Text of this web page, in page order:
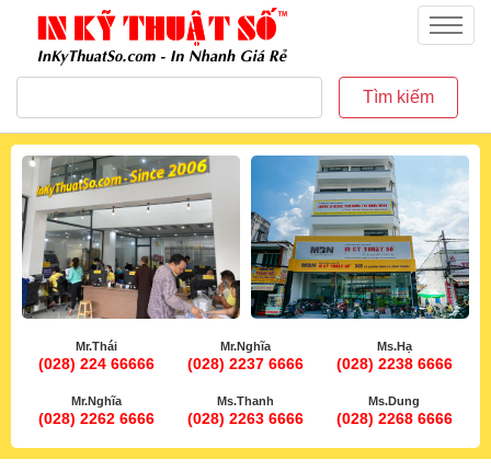
inkythuatso.com
Menu
Tìm kiếm
Mr.Thái
(028) 224 66666
Mr.Nghĩa
(028) 2237 6666
Ms.Hạ
(028) 2238 6666
Mr.Nghĩa
(028) 2262 6666
Ms.Thanh
(028) 2263 6666
Ms.Dung
(028) 2268 6666